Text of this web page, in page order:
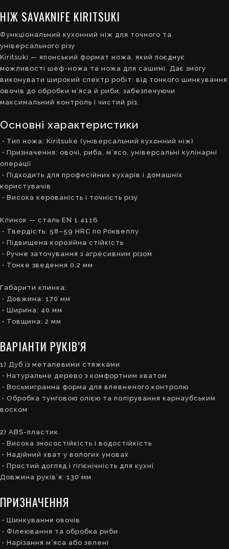
НІЖ SAVAKNIFE KIRITSUKІ
Функціональний кухонний ніж для точного та
універсального різу
Kiritsukі — японський формат ножа, який поєднує
можливості шеф-ножа та ножа для сашимі. Дає змогу
виконувати широкий спектр робіт: від тонкого шинкування
овочів до обробки м’яса й риби, забезпечуючи
максимальний контроль і чистий різ.
Основні характеристики
• Тип ножа: Kiritsuke (універсальний кухонний ніж)
• Призначення: овочі, риба, м’ясо, універсальні кулінарні
операції
• Підходить для професійних кухарів і домашніх
користувачів
• Висока керованість і точність різу
Клинок — сталь EN 1.4116
• Твердість: 58–59 HRC по Роквеллу
• Підвищена корозійна стійкість
• Ручне заточування з агресивним різом
• Тонке зведення 0,2 мм
Габарити клинка:
• Довжина: 170 мм
• Ширина: 40 мм
• Товщина: 2 мм
ВАРІАНТИ РУКІВ’Я
1) Дуб із металевими стяжками
• Натуральне дерево з комфортним хватом
• Восьмигранна форма для впевненого контролю
• Обробка тунговою олією та полірування карнаубським
воском
2) ABS-пластик
• Висока зносостійкість і водостійкість
• Надійний хват у вологих умовах
• Простий догляд і гігієнічність для кухні
Довжина руків’я: 130 мм
ПРИЗНАЧЕННЯ
• Шинкування овочів
• Філеювання та обробка риби
• Нарізання м’яса або зелені